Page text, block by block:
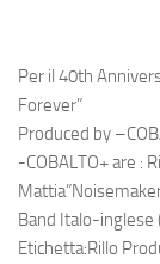
Per il 40th
Forever”
Produced by –
-COBALTO+are :
Band Italo-inglese
Etichetta:Rillo